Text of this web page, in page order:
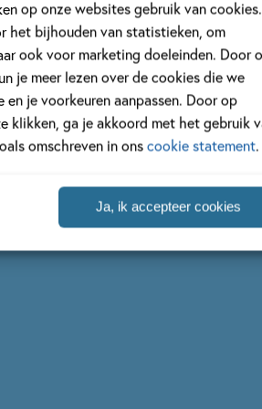
op onze websites gebruik van cookies.
het bijhouden van statistieken, om
ook voor marketing doeleinden. Door
je meer lezen over de cookies die we
je voorkeuren aanpassen. Door op
klikken, ga je akkoord met het gebruik
omschreven in onscookie statement.
Ja, ik accepteer cookies